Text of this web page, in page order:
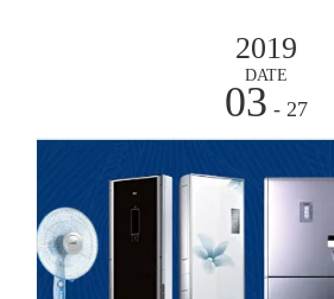
信息的喷印要求，可喷印各种复杂图
证，如TUV，UL，CE等。5、激光直
现打标效果，无耗材。6、专用打标软
2019
DATE
03 - 27